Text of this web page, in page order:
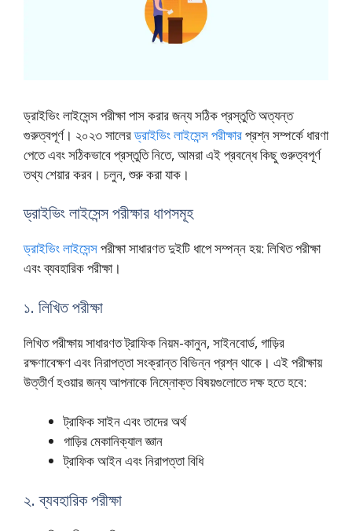
ড্রাইভিং লাইসেন্স পরীক্ষা পাস করার জন্য সঠিক প্রস্তুতি অত্যন্ত
গুরুত্বপূর্ণ। ২০২৩ সালেরড্রাইভিং লাইসেন্স পরীক্ষারপ্রশ্ন সম্পর্কে ধারণা
পেতে এবং সঠিকভাবে প্রস্তুতি নিতে, আমরা এই প্রবন্ধে কিছু গুরুত্বপূর্ণ
তথ্য শেয়ার করব। চলুন, শুরু করা যাক।
ড্রাইভিং লাইসেন্স পরীক্ষার ধাপসমূহ
ড্রাইভিং লাইসেন্সপরীক্ষা সাধারণত দুইটি ধাপে সম্পন্ন হয়: লিখিত পরীক্ষা
এবং ব্যবহারিক পরীক্ষা।
১. লিখিত পরীক্ষা
লিখিত পরীক্ষায় সাধারণত ট্রাফিক নিয়ম-কানুন, সাইনবোর্ড, গাড়ির
রক্ষণাবেক্ষণ এবং নিরাপত্তা সংক্রান্ত বিভিন্ন প্রশ্ন থাকে। এই পরীক্ষায়
উত্তীর্ণ হওয়ার জন্য আপনাকে নিম্নোক্ত বিষয়গুলোতে দক্ষ হতে হবে:
ট্রাফিক সাইন এবং তাদের অর্থ
গাড়ির মেকানিক্যাল জ্ঞান
ট্রাফিক আইন এবং নিরাপত্তা বিধি
২. ব্যবহারিক পরীক্ষা